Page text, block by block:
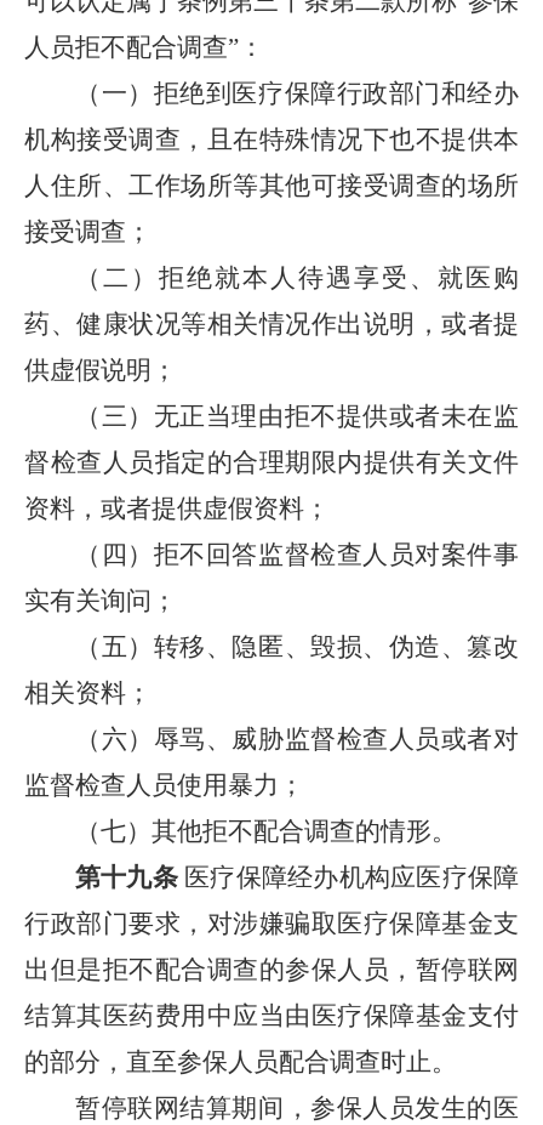
人员拒不配合调查”：
（一）拒绝到医疗保障行政部门和经办
机构接受调查，且在特殊情况下也不提供本
人住所、工作场所等其他可接受调查的场所
接受调查；
（二）拒绝就本人待遇享受、就医购
药、健康状况等相关情况作出说明，或者提
供虚假说明；
（三）无正当理由拒不提供或者未在监
督检查人员指定的合理期限内提供有关文件
资料，或者提供虚假资料；
（四）拒不回答监督检查人员对案件事
实有关询问；
（五）转移、隐匿、毁损、伪造、篡改
相关资料；
（六）辱骂、威胁监督检查人员或者对
监督检查人员使用暴力；
（七）其他拒不配合调查的情形。
第十九条医疗保障经办机构应医疗保障
行政部门要求，对涉嫌骗取医疗保障基金支
出但是拒不配合调查的参保人员，暂停联网
结算其医药费用中应当由医疗保障基金支付
的部分，直至参保人员配合调查时止。
暂停联网结算期间，参保人员发生的医